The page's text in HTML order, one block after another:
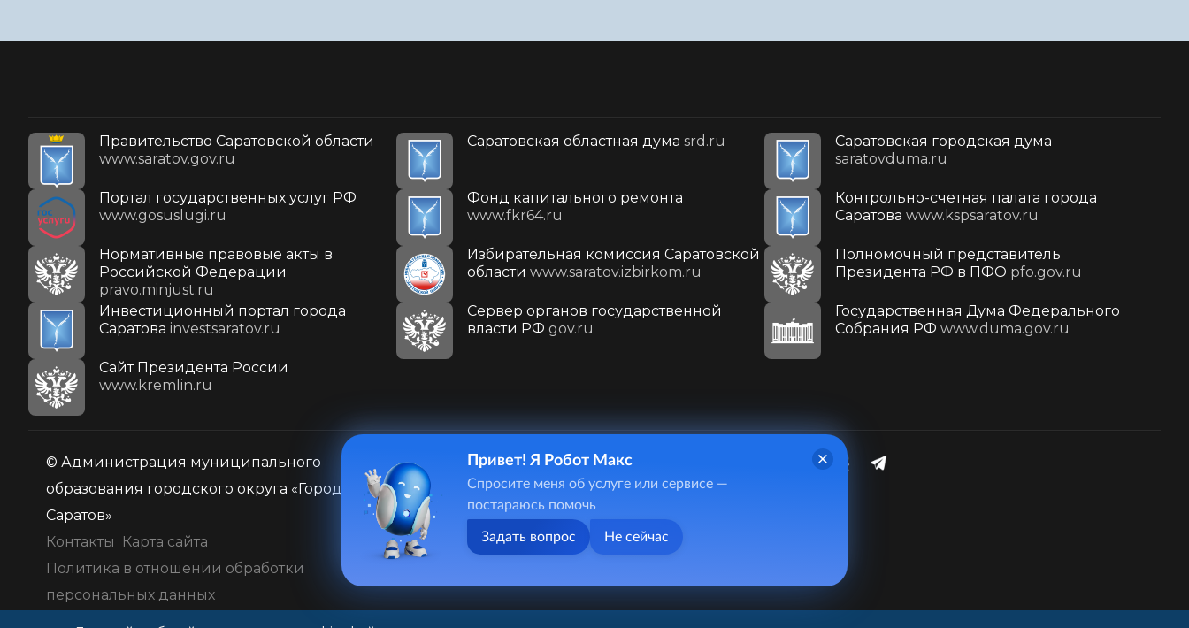
Правительство Саратовской области
www.saratov.gov.ru
Саратовская областная дума srd.ru
Саратовская городская дума
saratovduma.ru
Портал государственных услуг РФ
www.gosuslugi.ru
Фонд капитального ремонта
www.fkr64.ru
Контрольно-счетная палата города
Саратова www.kspsaratov.ru
Нормативные правовые акты в
Российской Федерации
pravo.minjust.ru
Избирательная комиссия Саратовской
области www.saratov.izbirkom.ru
Полномочный представитель
Президента РФ в ПФО pfo.gov.ru
Инвестиционный портал города
Саратова investsaratov.ru
Сервер органов государственной
власти РФ gov.ru
Государственная Дума Федерального
Собрания РФ www.duma.gov.ru
Cайт Президента России
www.kremlin.ru
© Администрация муниципального
образования городского округа «Город
Саратов»
Контакты
Карта сайта
Политика в отношении обработки
персональных данных
410031, г. Саратов, ул. Первомайская, д. 78
+7(8452)26-02-49
Привет! Я Робот Макс
Спросите меня об услуге или сервисе —
постараюсь помочь
Задать вопрос Не сейчас